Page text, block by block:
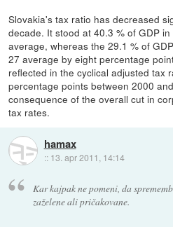
Slovakia's tax ratio has decreased
decade. It stood at 40.3 % of GDP
average, whereas the 29.1 % of
27 average by eight percentage
reflected in the cyclical adjusted tax
percentage points between 2000
consequence of the overall cut in
tax rates.
hamax
:: 13. apr 2011, 14:14
Kar kajpak ne pomeni, da
zaželene ali pričakovane.